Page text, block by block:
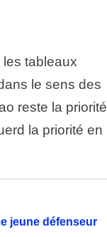
tableaux
le sens des
reste la priorité
la priorité en
jeune défenseur